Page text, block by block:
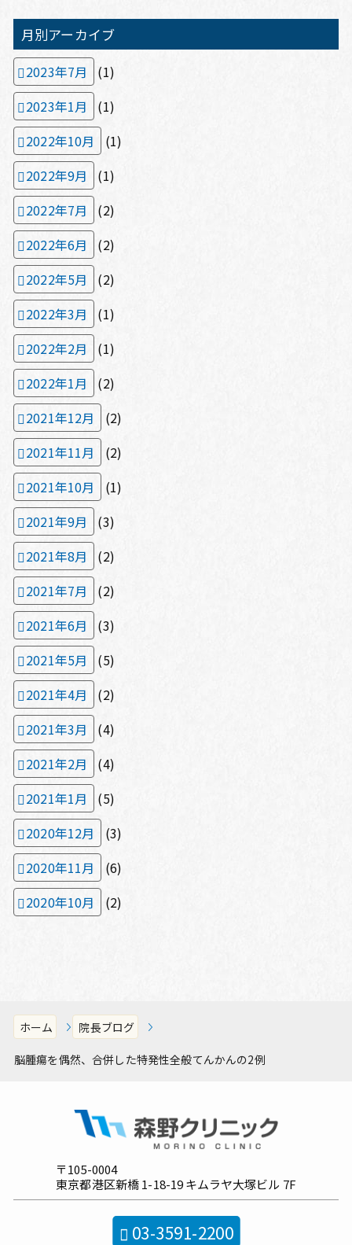
月別アーカイブ
2023年7月
(1)
2023年1月
(1)
2022年10月
(1)
2022年9月
(1)
2022年7月
(2)
2022年6月
(2)
2022年5月
(2)
2022年3月
(1)
2022年2月
(1)
2022年1月
(2)
2021年12月
(2)
2021年11月
(2)
2021年10月
(1)
2021年9月
(3)
2021年8月
(2)
2021年7月
(2)
2021年6月
(3)
2021年5月
(5)
2021年4月
(2)
2021年3月
(4)
2021年2月
(4)
2021年1月
(5)
2020年12月
(3)
2020年11月
(6)
2020年10月
(2)
ホーム 院長ブログ
脳腫瘍を偶然、合併した特発性全般てんかんの2例
〒105-0004
東京都港区新橋1-18-19キムラヤ大塚ビル 7F
03-3591-2200